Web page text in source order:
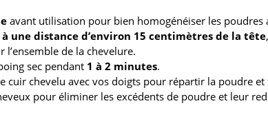
avant utilisation pour bien homogénéiser les poudres
à une distance d’environ 15 centimètres de la tête
de la chevelure.
sec pendant 1 à 2 minutes.
cuir chevelu avec vos doigts pour répartir la poudre
pour éliminer les excédents de poudre et leur